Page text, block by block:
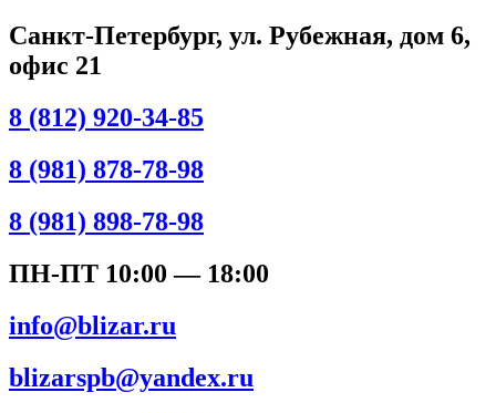
Санкт-Петербург, ул. Рубежная, дом 6,
офис 21
8 (812) 920-34-85
8 (981) 878-78-98
8 (981) 898-78-98
ПН-ПТ 10:00 — 18:00
info@blizar.ru
blizarspb@yandex.ru